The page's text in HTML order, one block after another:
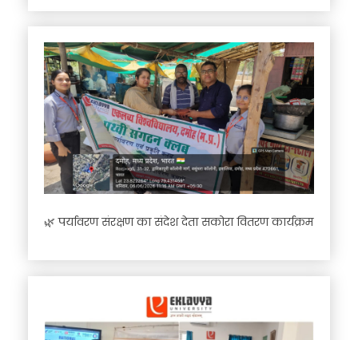
🌿 पर्यावरण संरक्षण का संदेश देता सकोरा वितरण कार्यक्रम